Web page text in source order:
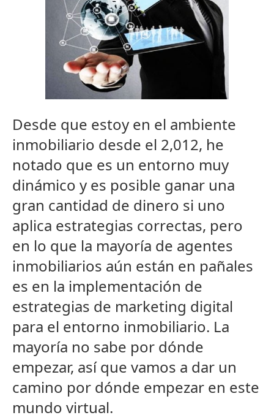
Desde que estoy en el ambiente
inmobiliario desde el 2,012, he
notado que es un entorno muy
dinámico y es posible ganar una
gran cantidad de dinero si uno
aplica estrategias correctas, pero
en lo que la mayoría de agentes
inmobiliarios aún están en pañales
es en la implementación de
estrategias de marketing digital
para el entorno inmobiliario. La
mayoría no sabe por dónde
empezar, así que vamos a dar un
camino por dónde empezar en este
mundo virtual.